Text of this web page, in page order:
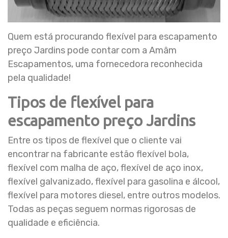
Quem está procurando flexível para escapamento
preço Jardins pode contar com a Amâm
Escapamentos, uma fornecedora reconhecida
pela qualidade!
Tipos de flexível para
escapamento preço Jardins
Entre os tipos de flexível que o cliente vai
encontrar na fabricante estão flexível bola,
flexível com malha de aço, flexível de aço inox,
flexível galvanizado, flexível para gasolina e álcool,
flexível para motores diesel, entre outros modelos.
Todas as peças seguem normas rigorosas de
qualidade e eficiência.